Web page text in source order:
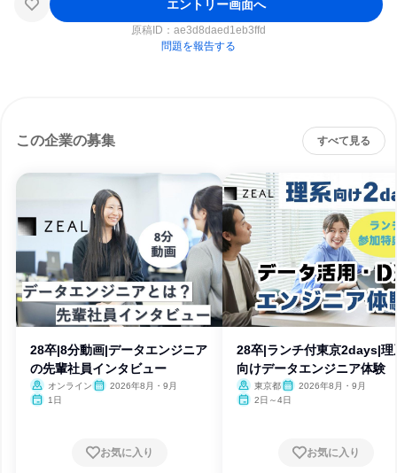
エントリー画面へ
原稿ID： ae3d8daed1eb3ffd
問題を報告する
この企業の募集 すべて見る
28卒|8分動画|データエンジニア
の先輩社員インタビュー
オンライン
2026年8月・9月
1日
お気に入り
28卒|ランチ付東京2days|理
向けデータエンジニア体験
東京都
2026年8月・9月
2日～4日
お気に入り